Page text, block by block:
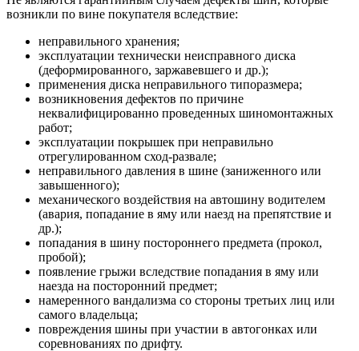
возникли по вине покупателя вследствие:
неправильного хранения;
эксплуатации технически неисправного диска
(деформированного, заржавевшего и др.);
применения диска неправильного типоразмера;
возникновения дефектов по причине
неквалифицированно проведенных шиномонтажных
работ;
эксплуатации покрышек при неправильно
отрегулированном сход-развале;
неправильного давления в шине (заниженного или
завышенного);
механического воздействия на автошину водителем
(авария, попадание в яму или наезд на препятствие и
др.);
попадания в шину постороннего предмета (прокол,
пробой);
появление грыжи вследствие попадания в яму или
наезда на посторонний предмет;
намеренного вандализма со стороны третьих лиц или
самого владельца;
повреждения шины при участии в автогонках или
соревнованиях по дрифту.